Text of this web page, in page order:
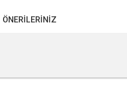
ÖNERILERINIZ